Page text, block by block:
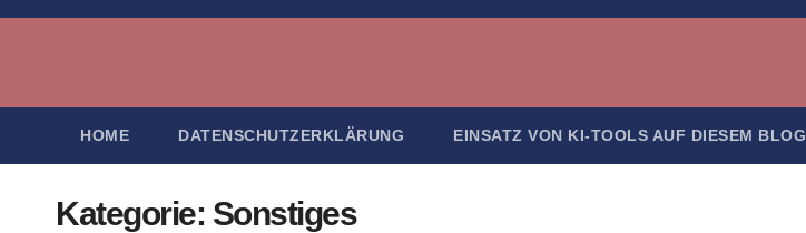
Zum
HOME DATENSCHUTZERKLÄRUNG EINSATZ VON KI-TOOLS AUF DIESEM BLOG
Kategorie: Sonstiges